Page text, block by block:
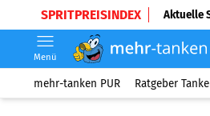
SPRITPREISINDEX Aktuelle
Menü
mehr-tanken PUR Ratgeber